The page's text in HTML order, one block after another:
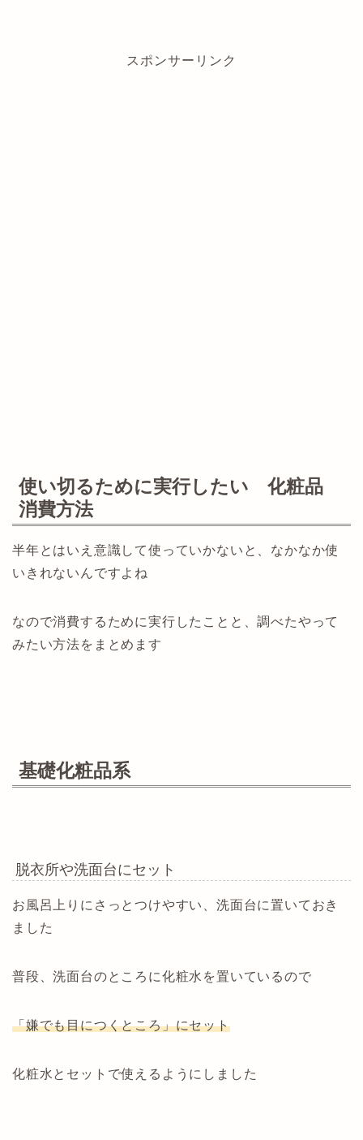
スポンサーリンク
使い切るために実行したい 化粧品
消費方法
半年とはいえ意識して使っていかないと、なかなか使
いきれないんですよね
なので消費するために実行したことと、調べたやって
みたい方法をまとめます
基礎化粧品系
脱衣所や洗面台にセット
お風呂上りにさっとつけやすい、洗面台に置いておき
ました
普段、洗面台のところに化粧水を置いているので
「嫌でも目につくところ」にセット
化粧水とセットで使えるようにしました